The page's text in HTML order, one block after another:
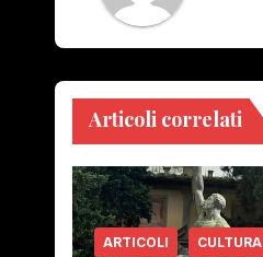
Articoli correlati
ARTICOLI CULTURA